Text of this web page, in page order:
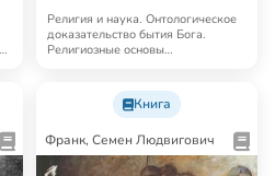
Религия и наука. Онтологическое
доказательство бытия Бога.
Религиозные основы
Книга
Франк, Семен Людвигович